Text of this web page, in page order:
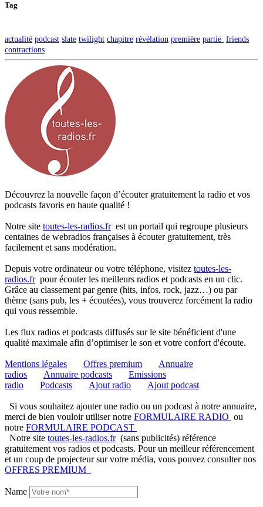
Tag
actualité podcast slate twilight chapitre révélation première partie friends
contractions
Découvrez la nouvelle façon d’écouter gratuitement la radio et vos
podcasts favoris en haute qualité !
Notre site toutes-les-radios.frest un portail qui regroupe plusieurs
centaines de webradios françaises à écouter gratuitement, très
facilement et sans modération.
Depuis votre ordinateur ou votre téléphone, visitez toutes-les-
radios.frpour écouter les meilleurs radios et podcasts en un clic.
Grâce au classement par genre (hits, infos, rock, jazz…) ou par
thème (sans pub, les + écoutées), vous trouverez forcément la radio
qui vous ressemble.
Les flux radios et podcasts diffusés sur le site bénéficient d'une
qualité maximale afin d’optimiser le son et votre confort d'écoute.
Mentions légales Offres premium
Annuaire
radios
Annuaire podcasts
Emissions
radio
Podcasts Ajout radio Ajout podcast
Si vous souhaitez ajouter une radio ou un podcast à notre annuaire,
merci de bien vouloir utiliser notre FORMULAIRE RADIO ou
notre FORMULAIRE PODCAST
Notre site toutes-les-radios.fr(sans publicités) référence
gratuitement vos radios et podcasts. Pour un meilleur référencement
et un coup de projecteur sur votre média, vous pouvez consulter nos
OFFRES PREMIUM
Name